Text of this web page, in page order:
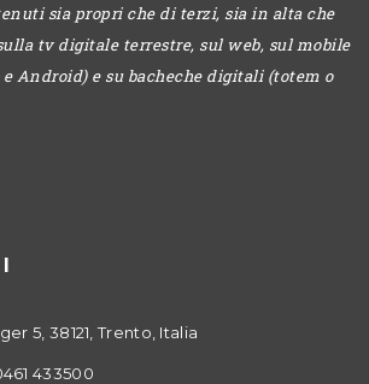
sia propri che di terzi, sia in alta che
tv digitale terrestre, sul web, sul mobile
Android) e su bacheche digitali (totem o
5, 38121, Trento, Italia
433500